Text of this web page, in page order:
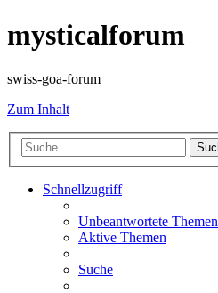
mysticalforum
swiss-goa-forum
Zum Inhalt
Schnellzugriff
Unbeantwortete Themen
Aktive Themen
Suche